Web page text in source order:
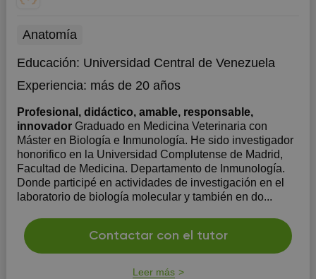
Anatomía
Educación: Universidad Central de Venezuela
Experiencia: más de 20 años
Profesional, didáctico, amable, responsable,
innovador Graduado en Medicina Veterinaria con
Máster en Biología e Inmunología. He sido investigador
honorifico en la Universidad Complutense de Madrid,
Facultad de Medicina. Departamento de Inmunología.
Donde participé en actividades de investigación en el
laboratorio de biología molecular y también en do...
Contactar con el tutor
Leer más